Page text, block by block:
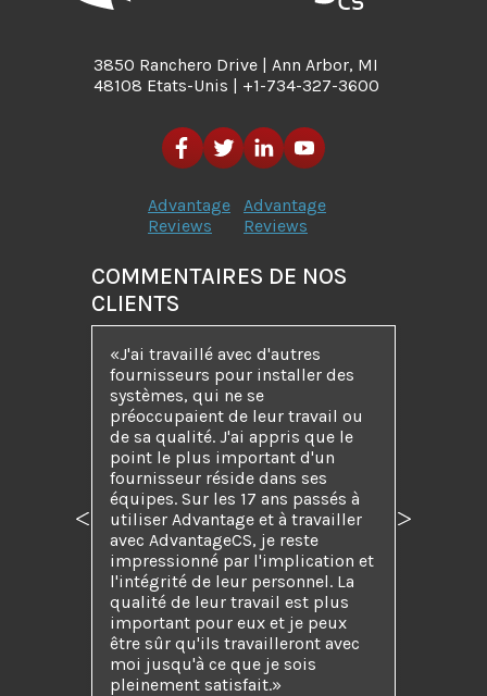
3850 Ranchero Drive | Ann Arbor, MI
48108 Etats-Unis | +1-734-327-3600
Advantage
Reviews
Advantage
Reviews
COMMENTAIRES DE NOS
CLIENTS
J'ai travaillé avec d'autres
fournisseurs pour installer des
systèmes, qui ne se
préoccupaient de leur travail ou
de sa qualité. J'ai appris que le
point le plus important d'un
fournisseur réside dans ses
équipes. Sur les 17 ans passés à
utiliser Advantage et à travailler
avec AdvantageCS, je reste
impressionné par l'implication et
l'intégrité de leur personnel. La
qualité de leur travail est plus
important pour eux et je peux
être sûr qu'ils travailleront avec
moi jusqu'à ce que je sois
pleinement satisfait.
Précédent Suivant